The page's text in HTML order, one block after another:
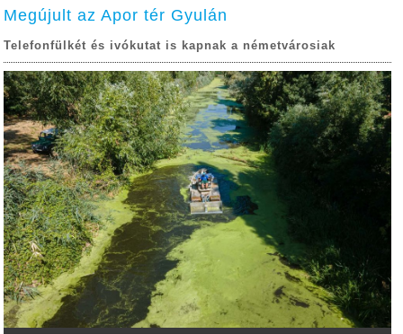
Megújult az Apor tér Gyulán
Telefonfülkét és ivókutat is kapnak a németvárosiak